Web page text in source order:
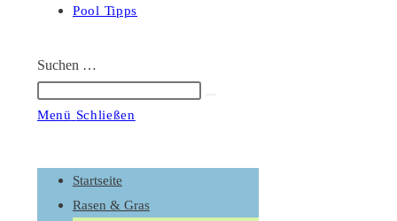
Pool Tipps
Suchen …
Menü Schließen
ButtonStartseite
Rasen & Gras